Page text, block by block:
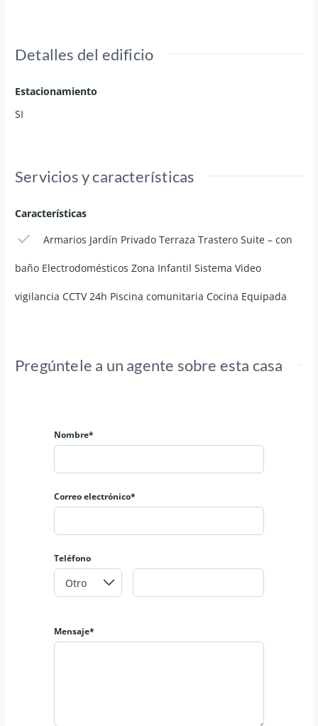
Detalles del edificio
Estacionamiento
SI
Servicios y características
Características
Armarios Jardín Privado Terraza Trastero Suite – con
baño Electrodomésticos Zona Infantil Sistema Video
vigilancia CCTV 24h Piscina comunitaria Cocina Equipada
Pregúntele a un agente sobre esta casa
Nombre*
Correo electrónico*
Teléfono
Mensaje*